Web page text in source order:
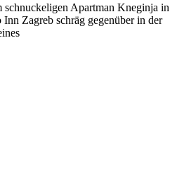
Apartman Kneginja in
Zagreb schräg gegenüber in der